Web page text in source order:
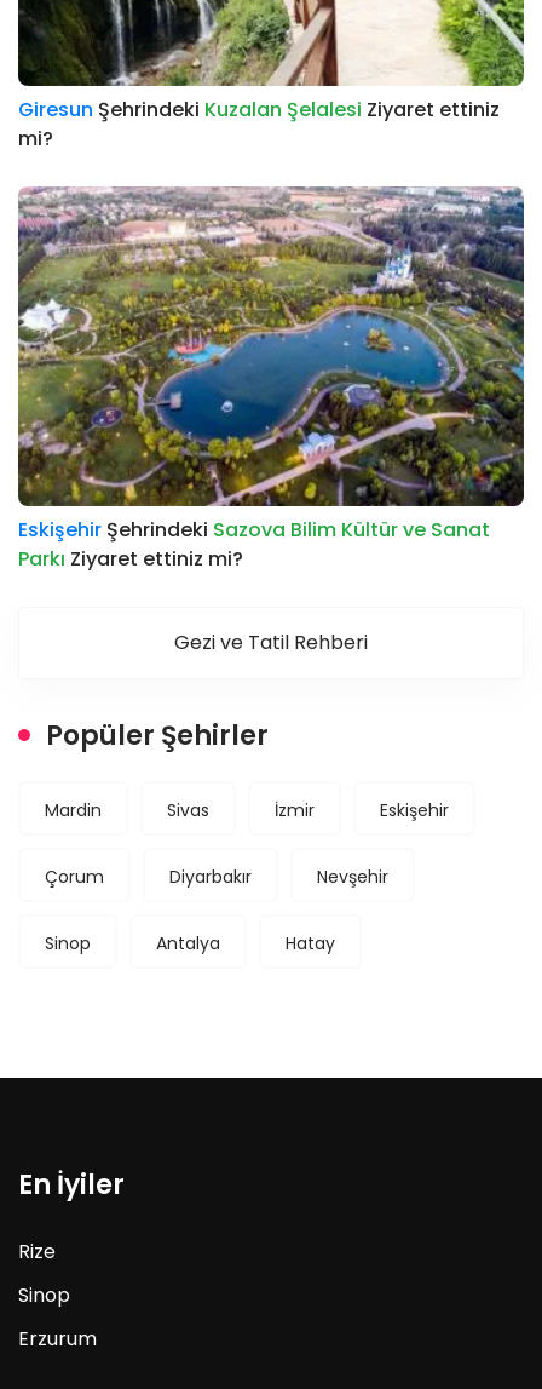
Giresun Şehrindeki Kuzalan Şelalesi Ziyaret ettiniz
mi?
Eskişehir Şehrindeki Sazova Bilim Kültür ve Sanat
Parkı Ziyaret ettiniz mi?
Gezi ve Tatil Rehberi
Popüler Şehirler
Mardin Sivas İzmir Eskişehir
Çorum Diyarbakır Nevşehir
Sinop Antalya Hatay
En İyiler
Rize
Sinop
Erzurum